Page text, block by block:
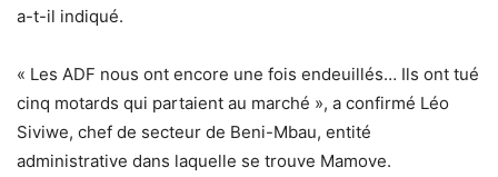
a-t-il indiqué.
« Les ADF nous ont encore une fois endeuillés… Ils ont tué
cinq motards qui partaient au marché », a confirmé Léo
Siviwe, chef de secteur de Beni-Mbau, entité
administrative dans laquelle se trouve Mamove.